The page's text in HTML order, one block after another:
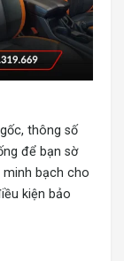
thông số
để bạn sờ
bạch cho
kiện bảo